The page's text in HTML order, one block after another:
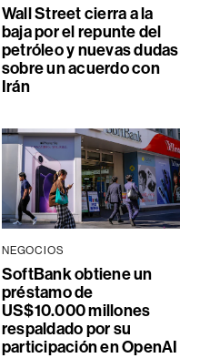
Wall Street cierra a la
baja por el repunte del
petróleo y nuevas dudas
sobre un acuerdo con
Irán
NEGOCIOS
SoftBank obtiene un
préstamo de
US$10.000 millones
respaldado por su
participación en OpenAI